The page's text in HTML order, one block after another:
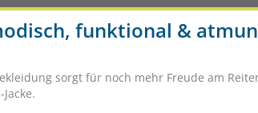
funktional &
sorgt für noch mehr Freude am